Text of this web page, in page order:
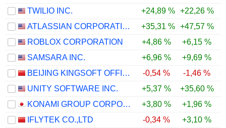
TWILIO INC.
+24,89 % +22,26 %
ATLASSIAN CORPORATION
+35,31 % +47,57 %
ROBLOX CORPORATION
+4,86 % +6,15 %
SAMSARA INC.
+6,96 % +9,69 %
BEIJING KINGSOFT OFFICE SOFTWARE, INC.
-0,54 % -1,46 %
UNITY SOFTWARE INC.
+5,37 % +35,60 %
KONAMI GROUP CORPORATION
+3,80 % +1,96 %
IFLYTEK CO.,LTD
-0,34 % +3,10 %